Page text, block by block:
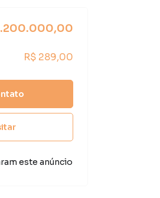
R$ 289,00
este anúncio